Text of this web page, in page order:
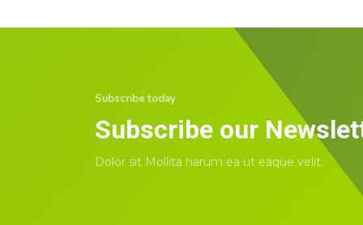
Subscribe today
Subscribe our
Dolor sit Mollita harum ea ut eaque velit.